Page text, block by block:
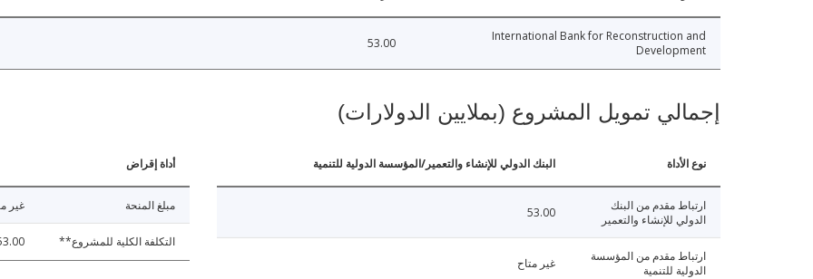
International Bank for Reconstruction and
Development
53.00
إجمالي تمويل المشروع (بملايين الدولارات)
نوع الأداة البنك الدولي للإنشاء والتعمير/المؤسسة الدولية للتنمية
ارتباط مقدم من البنك
الدولي للإنشاء والتعمير
53.00
ارتباط مقدم من المؤسسة
الدولية للتنمية
غير متاح
أداة إقراض
مبلغ المنحة غير
التكلفة الكلية للمشروع**